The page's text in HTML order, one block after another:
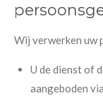
Wij verwerken uw
U de dienst of
aangeboden